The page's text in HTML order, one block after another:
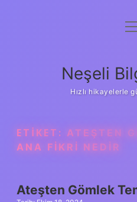
Yasal
Neşeli
Hızlı hikayelerle
ETIKET: ATEŞTEN
ANA FIKRI NEDIR
Ateşten Gömlek